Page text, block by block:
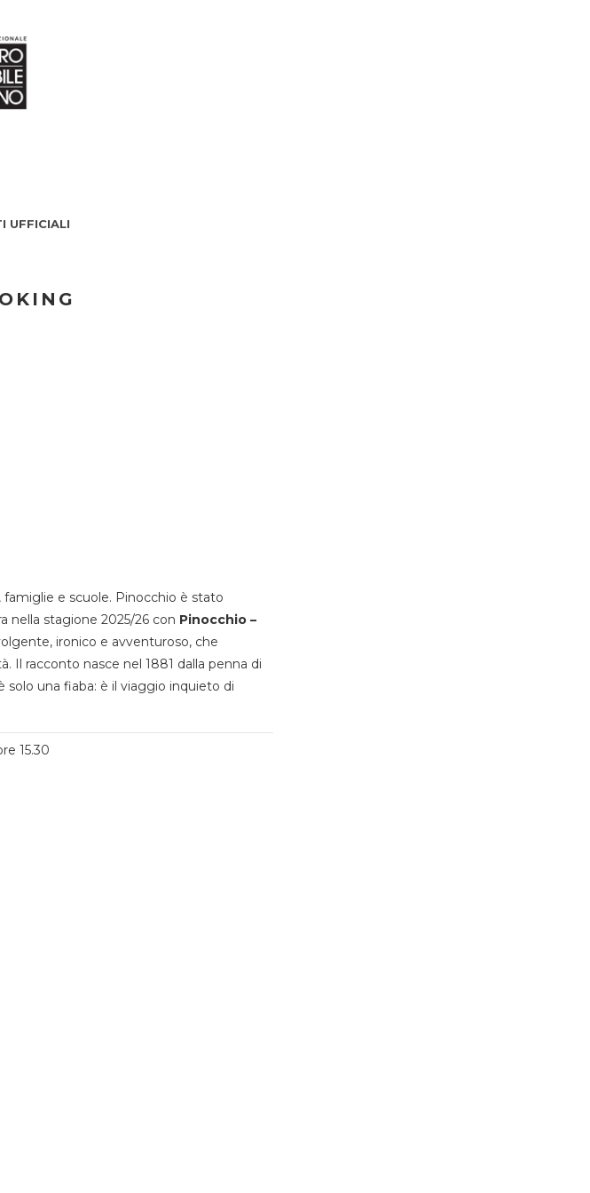
UFFICIALI
e scuole. Pinocchio è stato
nella stagione 2025/26 con Pinocchio –
ironico e avventuroso, che
Il racconto nasce nel 1881 dalla penna di
solo una fiaba: è il viaggio inquieto di
15.30